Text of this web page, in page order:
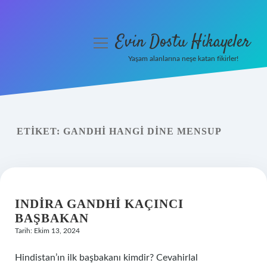
Yasal Uyarı
menüyüEvin Dostu Hikayeler
Yaşam alanlarına neşe katan fikirler!
ETIKET: GANDHI HANGI DINE MENSUP
INDIRA GANDHI KAÇINCI
BAŞBAKAN
Tarih: Ekim 13, 2024
Hindistan’ın ilk başbakanı kimdir? Cevahirlal